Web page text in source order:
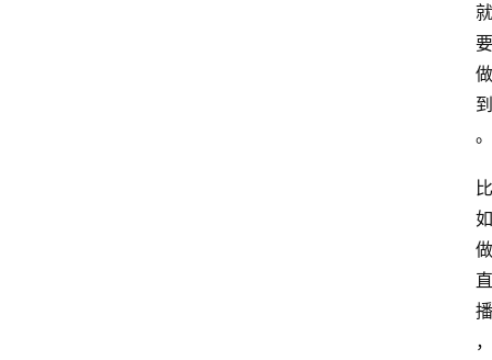
就
要
做
到
。
比
如
做
直
播
，